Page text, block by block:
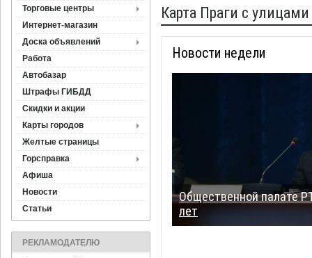
Торговые центры
Интернет-магазин
Доска объявлений
Работа
Автобазар
Штрафы ГИБДД
Скидки и акции
Карты городов
Желтые страницы
Горсправка
Афиша
Новости
Статьи
РЕКЛАМОДАТЕЛЮ
Карта Праги с
Новости недели
Общественной палате
лет